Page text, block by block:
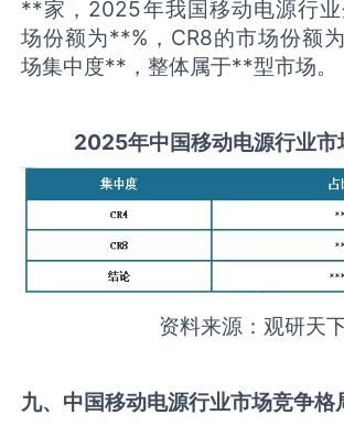
**家，2025年我国移动电源行
场份额为**%，CR8的市场份额
场集中度**，整体属于**型市场。
2025年中国移动电源行业市
资料来源：观研天
九、中国移动电源行业市场竞争格